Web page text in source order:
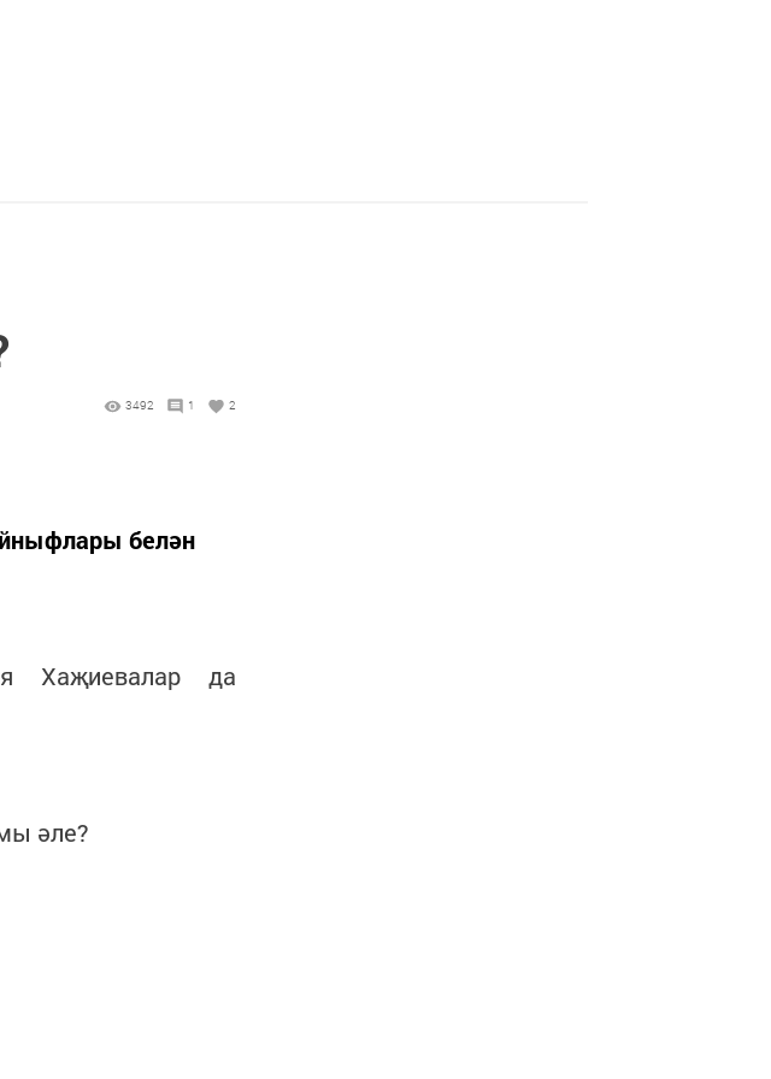
3492 1 2
белән
Хаҗиевалар да
әле?